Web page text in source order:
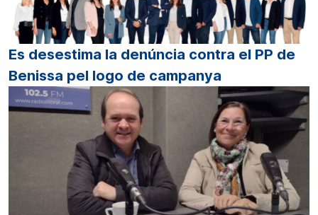
Es desestima la denúncia contra el PP de
Benissa pel logo de campanya